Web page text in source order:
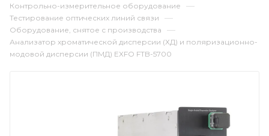
Контрольно-измерительное оборудование —
Тестирование оптических линий связи —
Оборудование, снятое с производства —
Анализатор хроматической дисперсии (ХД) и поляризационно-
модовой дисперсии (ПМД) EXFO FTB-5700